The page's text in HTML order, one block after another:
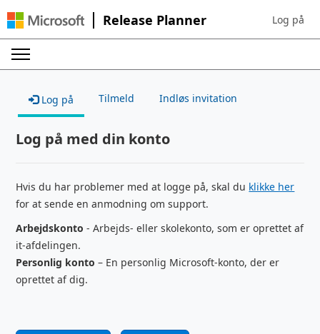
Release Planner Sign in to
Log på
Log på Tilmeld Indløs invitation
Log på med din konto
Hvis du har problemer med at logge på, skal du klikke her
for at sende en anmodning om support.
Arbejdskonto - Arbejds- eller skolekonto, som er oprettet af
it-afdelingen.
Personlig konto – En personlig Microsoft-konto, der er
oprettet af dig.